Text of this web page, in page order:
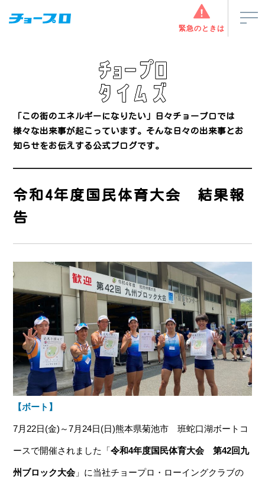
緊急のときは
「この街のエネルギーになりたい」
日々チョープロでは
様々な出来事が起こっています。 そんな日々の出来事とお
知らせをお伝えする公式ブログです。
令和4年度国民体育大会 結果報
告
【ボート】
7月22日(金)～7月24日(日)熊本県菊池市 班蛇口湖ボートコ
ースで開催されました「令和4年度国民体育大会 第42回九
州ブロック大会」に当社チョープロ・ローイングクラブの